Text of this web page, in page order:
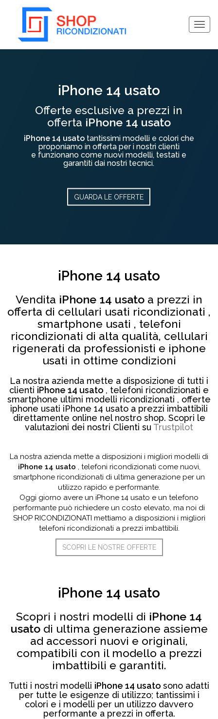
iPhone 14 usato
Offerte esclusive a prezzi in
offerta iPhone 14 usato
iPhone 14 usato tantissimi modelli e colori che
proponiamo in offerta per i nostri clienti
e funzionano come nuovi modelli, testati e
garantiti dai nostri tecnici.
GUARDA LE OFFERTE
iPhone 14 usato
Vendita iPhone 14 usato a prezzi in
offerta di cellulari usati ricondizionati ,
smartphone usati , telefoni
ricondizionati di alta qualità, cellulari
rigenerati da professionisti e iphone
usati in ottime condizioni
La nostra azienda mette a disposizione di tutti i
clienti iPhone 14 usato , telefoni ricondizionati e
smartphone ultimi modelli ricondizionati , offerte
iphone usati iPhone 14 usato a prezzi imbattibili
direttamente online nel nostro shop. Scopri le
valutazioni dei nostri Clienti su Trustpilot
La nostra azienda mette a disposizioni i migliori modelli di
iPhone 14 usato , telefoni ricondizionati come nuovi,
smartphone ricondizionati di ultima generazione per un
utilizzo rapido e performante.
Oggi giorno avere un iPhone 14 usato e un telefono
performante può richiedere un costo elevato, ma noi di
SHOP RICONDIZIONATI mettiamo a disposizioni i migliori
telefoni ricondizionati a prezzi imbattibili.
SCOPRI LE NOSTRE OFFERTE
iPhone 14 usato
Scopri i nostri modelli di iPhone 14
usato di ultima generazione assieme
ad accessori nuovi e originali,
compatibili con il modello a prezzi
imbattibili e garantiti.
Tutti i nostri modelli iPhone 14 usato sono adatti
per tutte le esigenze di utilizzo; tantissimi i
colori e i modelli per un utilizzo davvero
performante a prezzi in offerta.